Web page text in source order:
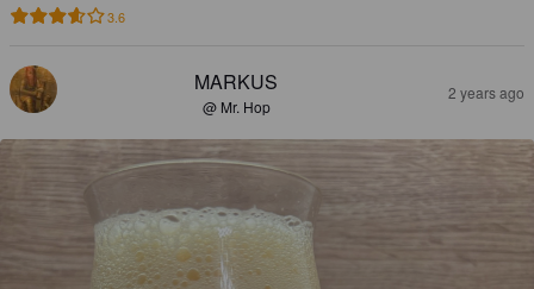
3.6
MARKUS
@ Mr. Hop
2 years ago